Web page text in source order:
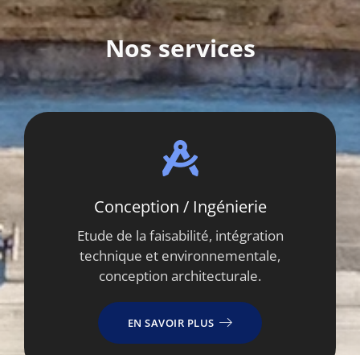
Nos services
Conception / Ingénierie
Etude de la faisabilité, intégration
technique et environnementale,
conception architecturale.
EN SAVOIR PLUS